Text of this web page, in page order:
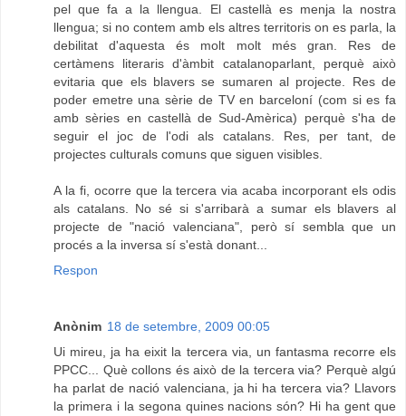
pel que fa a la llengua. El castellà es menja la nostra
llengua; si no contem amb els altres territoris on es parla, la
debilitat d'aquesta és molt molt més gran. Res de
certàmens literaris d'àmbit catalanoparlant, perquè això
evitaria que els blavers se sumaren al projecte. Res de
poder emetre una sèrie de TV en barceloní (com si es fa
amb sèries en castellà de Sud-Amèrica) perquè s'ha de
seguir el joc de l'odi als catalans. Res, per tant, de
projectes culturals comuns que siguen visibles.
A la fi, ocorre que la tercera via acaba incorporant els odis
als catalans. No sé si s'arribarà a sumar els blavers al
projecte de "nació valenciana", però sí sembla que un
procés a la inversa sí s'està donant...
Respon
Anònim 18 de setembre, 2009 00:05
Ui mireu, ja ha eixit la tercera via, un fantasma recorre els
PPCC... Què collons és això de la tercera via? Perquè algú
ha parlat de nació valenciana, ja hi ha tercera via? Llavors
la primera i la segona quines nacions són? Hi ha gent que